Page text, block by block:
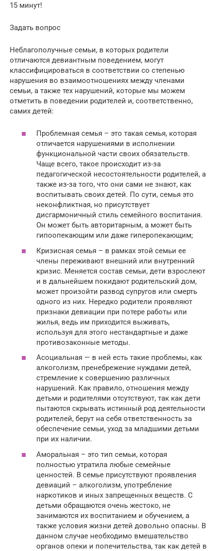
15 минут!
Задать вопрос
Неблагополучные семьи, в которых родители
отличаются девиантным поведением, могут
классифицироваться в соответствии со степенью
нарушения во взаимоотношениях между членами
семьи, а также тех нарушений, которые мы можем
отметить в поведении родителей и, соответственно,
самих детей:
Проблемная семья – это такая семья, которая
отличается нарушениями в исполнении
функциональной части своих обязательств.
Чаще всего, такое происходит из-за
педагогической несостоятельности родителей, а
также из-за того, что они сами не знают, как
воспитывать своих детей. По сути, семья это
неконфликтная, но присутствует
дисгармоничный стиль семейного воспитания.
Он может быть авторитарным, а может быть
гипоопекающим или даже гиперопекающим;
Кризисная семья – в рамках этой семьи ее
члены переживают внешний или внутренний
кризис. Меняется состав семьи, дети взрослеют
и в дальнейшем покидают родительский дом,
может произойти развод супругов или смерть
одного из них. Нередко родители проявляют
признаки девиации при потере работы или
жилья, ведь им приходится выживать,
используя для этого нестандартные и даже
противозаконные методы.
Асоциальная — в ней есть такие проблемы, как
алкоголизм, пренебрежение нуждами детей,
стремление к совершению различных
нарушений. Как правило, отношения между
детьми и родителями отсутствуют, так как дети
пытаются скрывать истинный род деятельности
родителей, берут на себя ответственность за
обеспечение семьи, уход за младшими детьми
при их наличии.
Аморальная – это тип семьи, которая
полностью утратила любые семейные
ценностей. В семье присутствуют проявления
девиаций – алкоголизм, употребление
наркотиков и иных запрещенных веществ. С
детьми обращаются очень жестоко, не
занимаются их воспитанием и обучением, а
также условия жизни детей довольно опасны. В
данном случае необходимо вмешательство
органов опеки и попечительства, так как детей в